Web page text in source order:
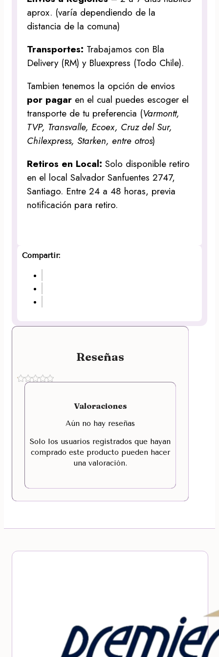
aprox. (varía dependiendo de la
distancia de la comuna)
Transportes: Trabajamos con Bla
Delivery (RM) y Bluexpress (Todo Chile).
Tambien tenemos la opción de envios
por pagar en el cual puedes escoger el
transporte de tu preferencia (Varmontt,
TVP, Transvalle, Ecoex, Cruz del Sur,
Chilexpress, Starken, entre otros)
Retiros en Local:Solo disponible retiro
en el local Salvador Sanfuentes 2747,
Santiago. Entre 24 a 48 horas, previa
notificación para retiro.
Compartir:
Reseñas
Valoraciones
Aún no hay reseñas
Solo los usuarios registrados que hayan
comprado este producto pueden hacer
una valoración.